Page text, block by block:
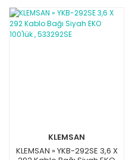
KLEMSAN
KLEMSAN » YKB-292SE 3,6 X